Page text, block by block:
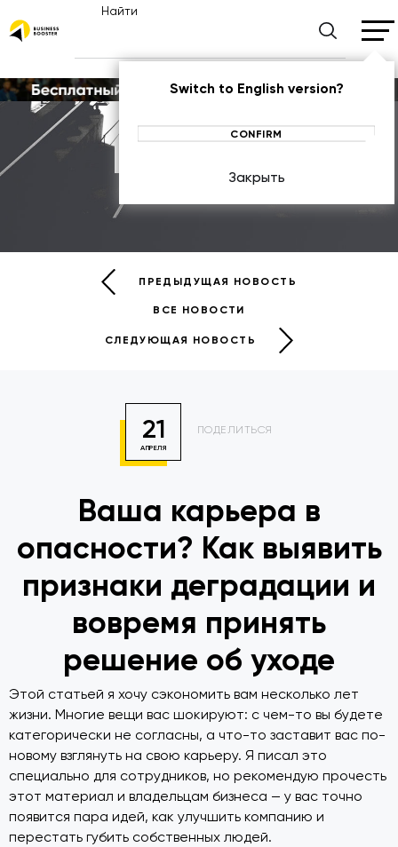
Найти
Switch to English version?
CONFIRM
Закрыть
Новости
ПРЕДЫДУЩАЯ НОВОСТЬ
ВСЕ НОВОСТИ
СЛЕДУЮЩАЯ НОВОСТЬ
21
АПРЕЛЯ
ПОДЕЛИТЬСЯ
Ваша карьера в
опасности? Как выявить
признаки деградации и
вовремя принять
решение об уходе
Этой статьей я хочу сэкономить вам несколько лет
жизни. Многие вещи вас шокируют: с чем-то вы будете
категорически не согласны, а что-то заставит вас по-
новому взглянуть на свою карьеру. Я писал это
специально для сотрудников, но рекомендую прочесть
этот материал и владельцам бизнеса — у вас точно
появится пара идей, как улучшить компанию и
перестать губить собственных людей.